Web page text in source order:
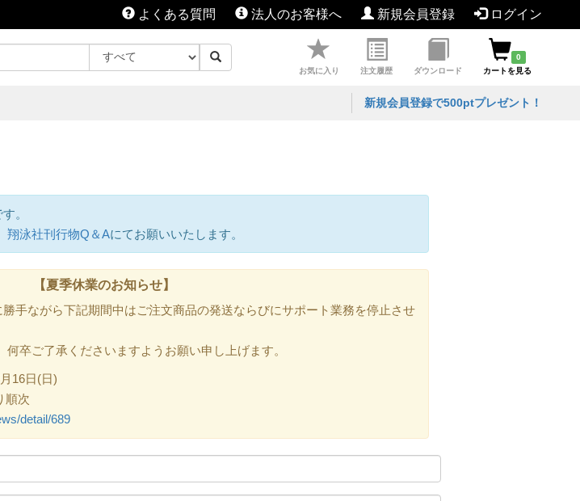
よくある質問 法人のお客様へ 新規会員登録 ログイン
お気に入り 注文履歴 ダウンロード
0
カートを見る
新規会員登録で500ptプレゼント！
。
翔泳社刊行物Q＆Aにてお願いいたします。
【夏季休業のお知らせ】
手ながら下記期間中はご注文商品の発送ならびにサポート業務を停止させ
卒ご了承くださいますようお願い申し上げます。
16日(日)
順次
detail/689